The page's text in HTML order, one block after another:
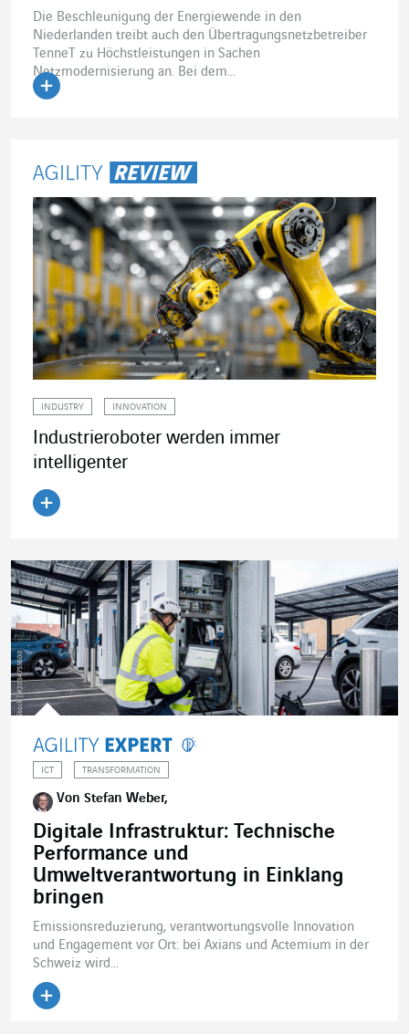
Die Beschleunigung der Energiewende in den
Niederlanden treibt auch den Übertragungsnetzbetreiber
TenneT zu Höchstleistungen in Sachen
Netzmodernisierung an. Bei dem...
INDUSTRY INNOVATION
Industrieroboter werden immer
intelligenter
ICT TRANSFORMATION
Von Stefan Weber,
Digitale Infrastruktur: Technische
Performance und
Umweltverantwortung in Einklang
bringen
Emissionsreduzierung, verantwortungsvolle Innovation
und Engagement vor Ort: bei Axians und Actemium in der
Schweiz wird...